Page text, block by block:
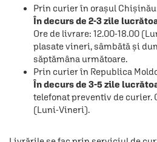
Prin curier în orașul
În decurs de 2-3 zile
Ore de livrare: 12.00-18.00
plasate vineri, sâmbătă și
săptămâna următoare.
Prin curier în Republica
În decurs de 3-5 zile
telefonat preventiv de curier.
(Luni-Vineri).